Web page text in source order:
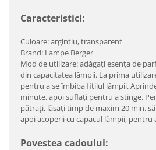
Caracteristici:
Culoare: argintiu, transparent
Brand: Lampe Berger
Mod de utilizare: adăgați esența de
din capacitatea lămpii. La prima
pentru a se îmbiba fitilul lămpii.
minute, apoi suflați pentru a stinge.
pătrați, lăsați timp de maxim 20 min.
apoi acoperii cu capacul lămpii, pentru
Povestea cadoului: